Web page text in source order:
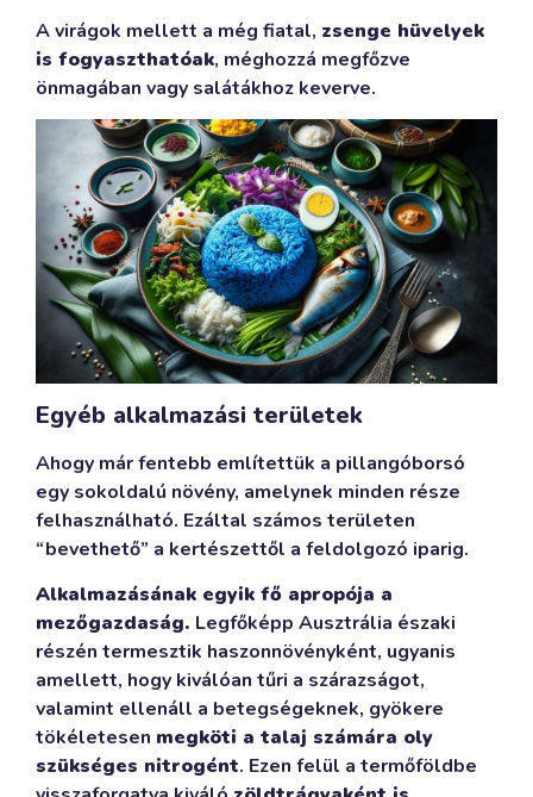
A virágok mellett a még fiatal, zsenge hüvelyek
is fogyaszthatóak, méghozzá megfőzve
önmagában vagy salátákhoz keverve.
Egyéb alkalmazási területek
Ahogy már fentebb említettük a pillangóborsó
egy sokoldalú növény, amelynek minden része
felhasználható. Ezáltal számos területen
“bevethető” a kertészettől a feldolgozó iparig.
Alkalmazásának egyik fő apropója a
mezőgazdaság. Legfőképp Ausztrália északi
részén termesztik haszonnövényként, ugyanis
amellett, hogy kiválóan tűri a szárazságot,
valamint ellenáll a betegségeknek, gyökere
tökéletesen megköti a talaj számára oly
szükséges nitrogént. Ezen felül a termőföldbe